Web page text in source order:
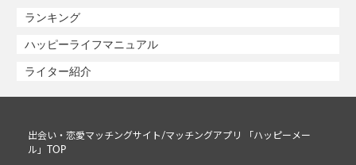
ランキング
ハッピーライフマニュアル
ライター紹介
出会い・恋愛マッチングサイト/マッチングアプリ 「ハッピーメー
ル」TOP